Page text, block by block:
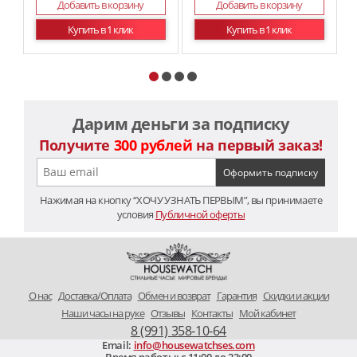
Добавить в корзину
Купить в 1 клик
Добавить в корзину
Купить в 1 клик
Дарим деньги за подписку
Получите 300 рублей на первый заказ!
Нажимая на кнопку “ХОЧУ УЗНАТЬ ПЕРВЫМ”, вы принимаете
условия Публичной оферты
O нас Доставка/Оплата Обмен и возврат Гарантия Скидки и акции
Наши часы на руке Отзывы Контакты Мой кабинет
8 (991) 358-10-64
Email: info@housewatchses.com